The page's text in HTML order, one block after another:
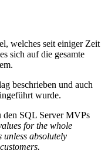
welches seit einiger Zeit
sich auf die gesamte
beschrieben und auch
wurde.
den SQL Server MVPs
for the whole
unless absolutely